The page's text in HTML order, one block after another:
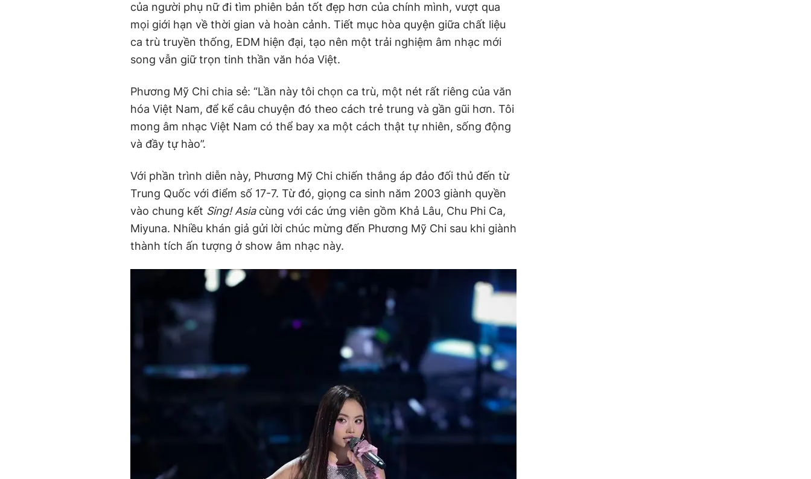
của người phụ nữ đi tìm phiên bản tốt đẹp hơn của chính mình, vượt qua
mọi giới hạn về thời gian và hoàn cảnh. Tiết mục hòa quyện giữa chất liệu
ca trù truyền thống, EDM hiện đại, tạo nên một trải nghiệm âm nhạc mới
song vẫn giữ trọn tinh thần văn hóa Việt.
Phương Mỹ Chi chia sẻ: “Lần này tôi chọn ca trù, một nét rất riêng của văn
hóa Việt Nam, để kể câu chuyện đó theo cách trẻ trung và gần gũi hơn. Tôi
mong âm nhạc Việt Nam có thể bay xa một cách thật tự nhiên, sống động
và đầy tự hào”.
Với phần trình diễn này, Phương Mỹ Chi chiến thắng áp đảo đối thủ đến từ
Trung Quốc với điểm số 17-7. Từ đó, giọng ca sinh năm 2003 giành quyền
vào chung kết Sing! Asiacùng với các ứng viên gồm Khả Lâu, Chu Phi Ca,
Miyuna. Nhiều khán giả gửi lời chúc mừng đến Phương Mỹ Chi sau khi giành
thành tích ấn tượng ở show âm nhạc này.